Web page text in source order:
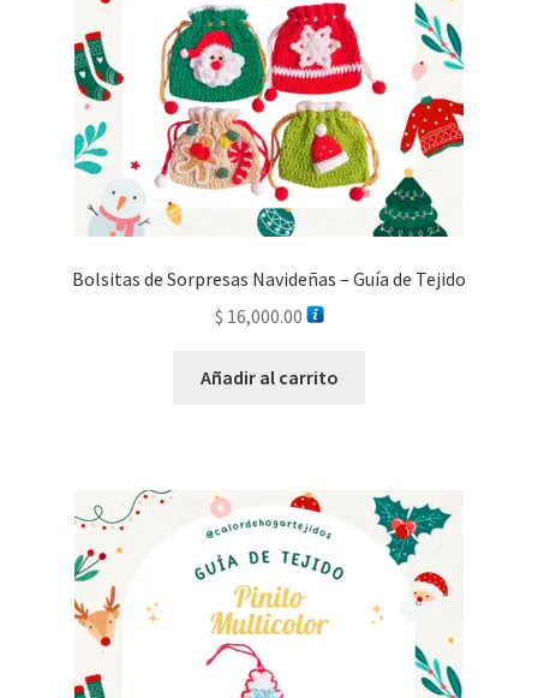
Bolsitas de Sorpresas Navideñas – Guía de Tejido
$ 16,000.00
Añadir al carrito